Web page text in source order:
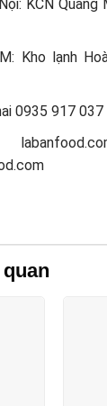
KCN Quang
Kho lạnh
0935 917 037